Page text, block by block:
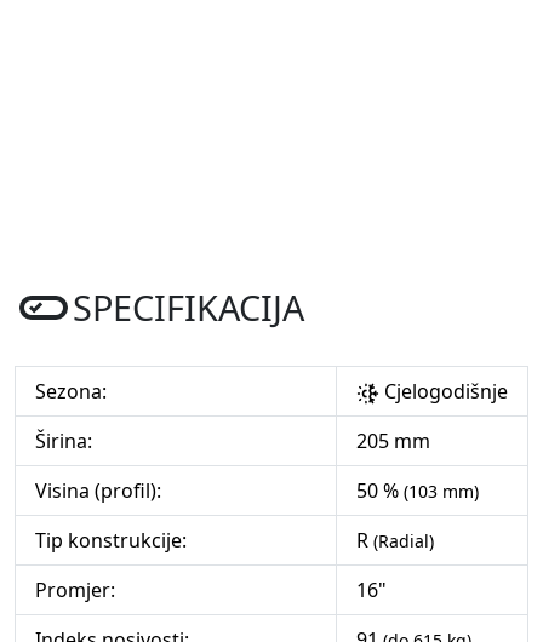
SPECIFIKACIJA
Sezona:
Cjelogodišnje
Širina:
205 mm
Visina (profil):
50 % (103 mm)
Tip konstrukcije: R (Radial)
Promjer:
16"